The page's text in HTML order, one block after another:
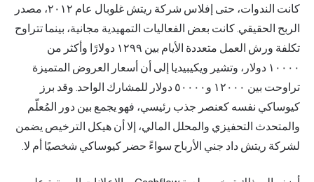
كانت الندوات، حتى إفلاس شركة ريتش غلوبال عام ٢٠١٢، مصدر
الربح الحقيقي. كانت بعض الفعاليات التمهيدية مجانية، بينما تتراوح
تكلفة ورش العمل متعددة الأيام بين ١٢٩٩ دولارًا وأكثر من
١٠٠٠٠ دولار، وتشير ويكيبيديا إلى أن أسعار العروض المتميزة
تراوحت بين ١٢٠٠٠ و٥٠٠٠٠ دولار للمشارك الواحد. وقد برز
كيوساكي نفسه كعنصر جذب رئيسي، فهو يجمع بين دور المُعلّم
والمتحدث التحفيزي والمحلل المالي، إلا أن هيكل الترخيص يضمن
لشركة ريتش داد جني الأرباح سواءً حضر كيوساكي شخصيًا أم لا.